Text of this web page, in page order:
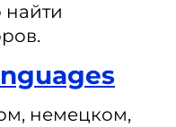
немецком,